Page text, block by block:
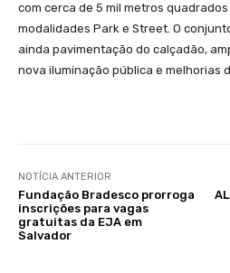
com cerca de 5 mil metros
modalidades Park e Street. O
ainda pavimentação do calçadão,
nova iluminação pública e melhorias
NOTÍCIA ANTERIOR
Fundação Bradesco prorroga
inscrições para vagas
gratuitas da EJA em
Salvador